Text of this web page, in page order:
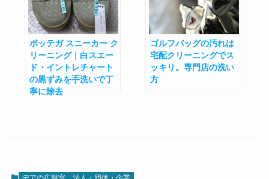
ボッテガ スニーカー ク
リーニング｜白スエー
ド・イントレチャート
の黒ずみを手洗いで丁
寧に除去
ゴルフバッグの汚れは
宅配クリーニングでス
ッキリ。専門店の洗い
方